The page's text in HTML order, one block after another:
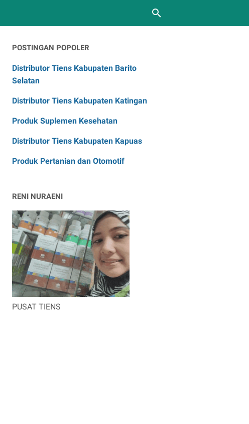
POSTINGAN POPOLER
Distributor Tiens Kabupaten Barito
Selatan
Distributor Tiens Kabupaten Katingan
Produk Suplemen Kesehatan
Distributor Tiens Kabupaten Kapuas
Produk Pertanian dan Otomotif
RENI NURAENI
PUSAT TIENS